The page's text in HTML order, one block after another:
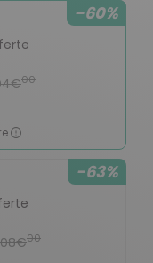
-60%
00
-63%
00